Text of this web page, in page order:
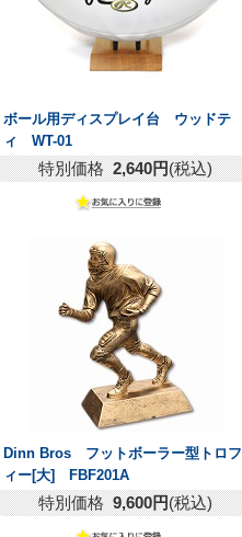
ボール用ディスプレイ台 ウッドテ
ィ WT-01
特別価格 2,640円(税込)
Dinn Bros フットボーラー型トロフ
ィー[大] FBF201A
特別価格 9,600円(税込)